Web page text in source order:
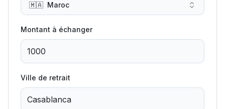
🇲🇦 Maroc
Montant à échanger
Ville de retrait